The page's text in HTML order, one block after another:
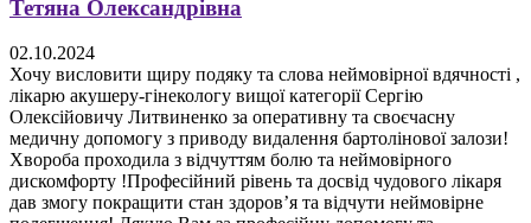
Тетяна Олександрівна
02.10.2024
Хочу висловити щиру подяку та слова неймовірної вдячності ,
лікарю акушеру-гінекологу вищої категорії Сергію
Олексійовичу Литвиненко за оперативну та своєчасну
медичну допомогу з приводу видалення бартолінової залози!
Хвороба проходила з відчуттям болю та неймовірного
дискомфорту !Професійний рівень та досвід чудового лікаря
дав змогу покращити стан здоров’я та відчути неймовірне